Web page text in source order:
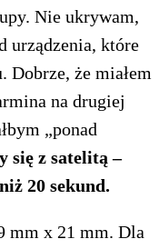
Nie ukrywam,
urządzenia, które
Dobrze, że miałem
na drugiej
„ponad
się z satelitą –
20 sekund.
mm x 21 mm. Dla